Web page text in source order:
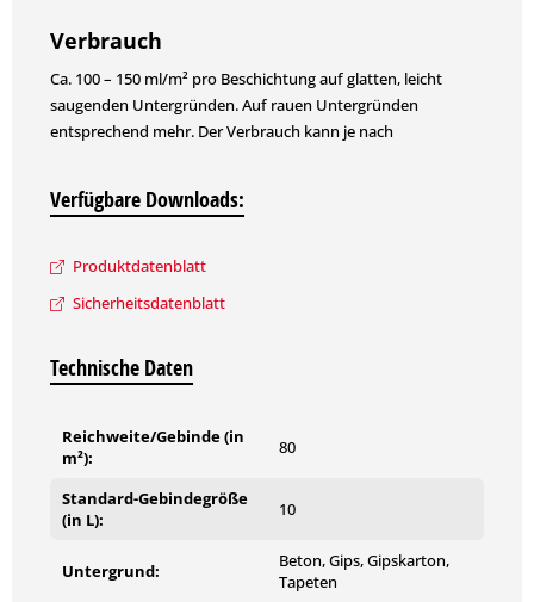
Verbrauch
Ca. 100 – 150 ml/m² pro Beschichtung auf glatten, leicht
saugenden Untergründen. Auf rauen Untergründen
entsprechend mehr. Der Verbrauch kann je nach
Probebeschichtung zu ermitteln.
Verfügbare Downloads:
Produktdatenblatt
Sicherheitsdatenblatt
Technische Daten
Reichweite/Gebinde (in
m²):
80
Standard-Gebindegröße
(in L):
10
Untergrund:
Beton, Gips, Gipskarton,
Tapeten